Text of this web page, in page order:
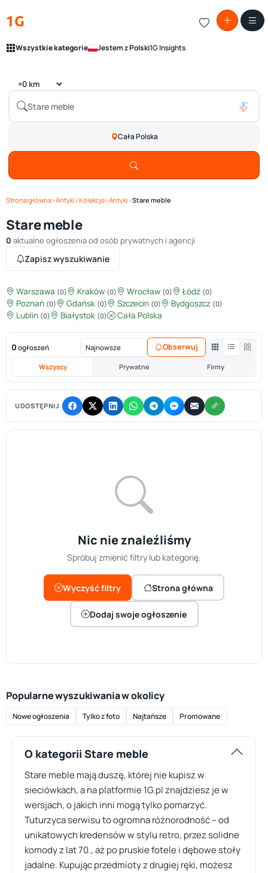
1G
Wszystkie kategorie Jestem z Polski1G Insights
Cała Polska
Strona główna›Antyki i Kolekcje›Antyki ›Stare meble
Stare meble
0 aktualne ogłoszenia od osób prywatnych i agencji
Zapisz wyszukiwanie
Warszawa (0) Kraków (0) Wrocław (0) Łódź (0)
Poznań (0) Gdańsk (0) Szczecin (0) Bydgoszcz (0)
Lublin (0) Białystok (0) Cała Polska
0 ogłoszeń
Wszyscy Prywatne Firmy
Obserwuj
UDOSTĘPNIJ
Nic nie znaleźliśmy
Spróbuj zmienić filtry lub kategorię.
Wyczyść filtry Strona główna
Dodaj swoje ogłoszenie
Popularne wyszukiwania w okolicy
Nowe ogłoszenia Tylko z foto Najtańsze Promowane
O kategorii Stare meble
Stare meble mają duszę, której nie kupisz w
sieciówkach, a na platformie 1G.pl znajdziesz je w
wersjach, o jakich inni mogą tylko pomarzyć.
Tuturzyca serwisu to ogromna różnorodność – od
unikatowych kredensów w stylu retro, przez solidne
komody z lat 70., aż po pruskie fotele i dębowe stoły
jadalne. Kupując przedmioty z drugiej ręki, możesz